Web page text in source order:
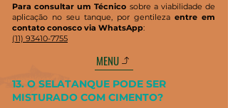
Para consultar um Técnico sobre a viabilidade de
aplicação no seu tanque, por gentileza entre em
contato conosco via WhatsApp:
(11) 93410-7755
MENU
13. O SELATANQUE PODE SER
MISTURADO COM CIMENTO?